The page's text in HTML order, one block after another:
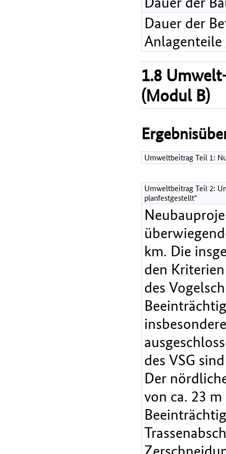
Dauer der
1.8
(Modul B)
Umweltbeitrag Teil 1:
Umweltbeitrag Teil 2:
planfestgestellt"
km. Die
den
des
des VSG
Der
von ca. 23